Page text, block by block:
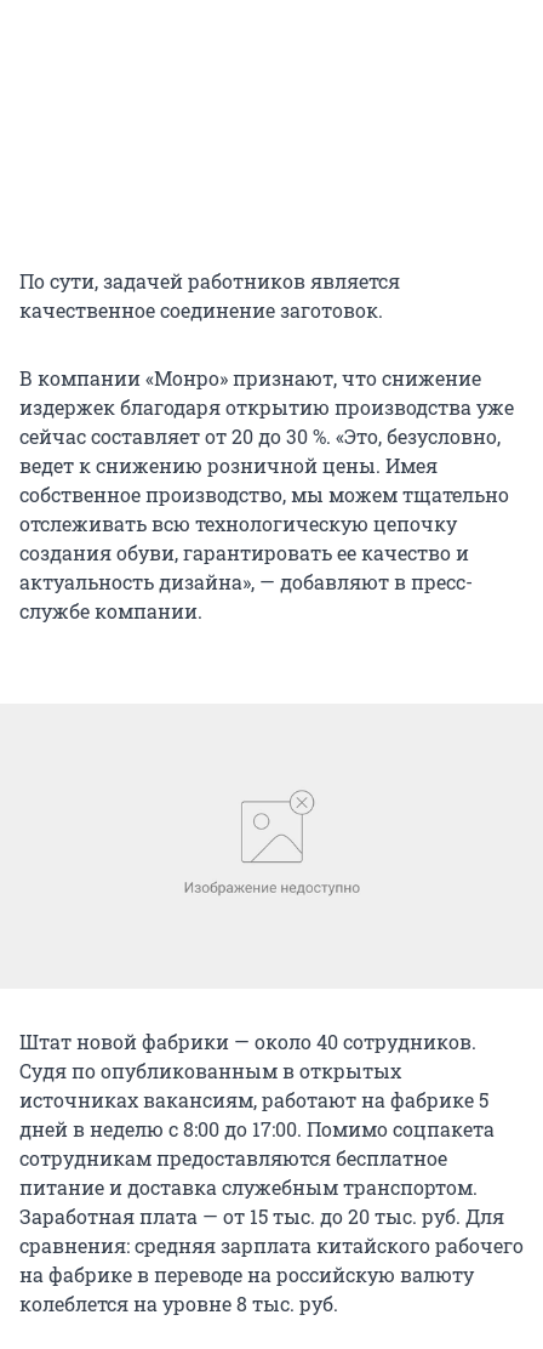
По сути, задачей работников является
качественное соединение заготовок.
В компании «Монро» признают, что снижение
издержек благодаря открытию производства уже
сейчас составляет от 20 до 30 %. «Это, безусловно,
ведет к снижению розничной цены. Имея
собственное производство, мы можем тщательно
отслеживать всю технологическую цепочку
создания обуви, гарантировать ее качество и
актуальность дизайна», — добавляют в пресс-
службе компании.
Штат новой фабрики — около 40 сотрудников.
Судя по опубликованным в открытых
источниках вакансиям, работают на фабрике 5
дней в неделю с 8:00 до 17:00. Помимо соцпакета
сотрудникам предоставляются бесплатное
питание и доставка служебным транспортом.
Заработная плата — от 15 тыс. до 20 тыс. руб. Для
сравнения: средняя зарплата китайского рабочего
на фабрике в переводе на российскую валюту
колеблется на уровне 8 тыс. руб.